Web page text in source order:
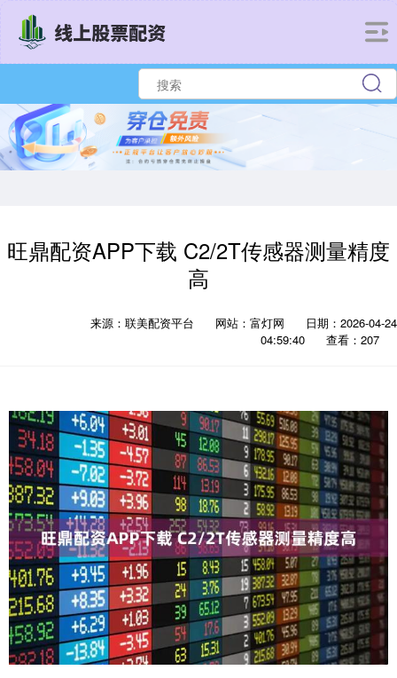
旺鼎配资APP下载 C2/2T传感器测量精度
高
来源：联美配资平台 网站：富灯网
日期：2026-04-24
04:59:40
查看：207